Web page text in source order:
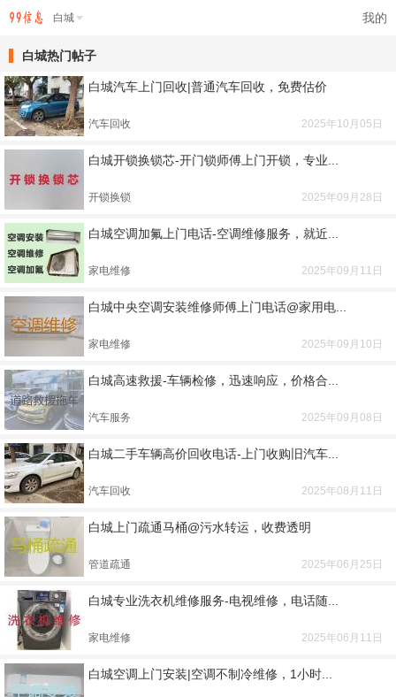
我的
白城
白城热门帖子
白城汽车上门回收|普通汽车回收，免费估价
汽车回收 2025年10月05日
白城开锁换锁芯-开门锁师傅上门开锁，专业...
开锁换锁 2025年09月28日
白城空调加氟上门电话-空调维修服务，就近...
家电维修 2025年09月11日
白城中央空调安装维修师傅上门电话@家用电...
家电维修 2025年09月10日
白城高速救援-车辆检修，迅速响应，价格合...
汽车服务 2025年09月08日
白城二手车辆高价回收电话-上门收购旧汽车...
汽车回收 2025年08月11日
白城上门疏通马桶@污水转运，收费透明
管道疏通 2025年06月25日
白城专业洗衣机维修服务-电视维修，电话随...
家电维修 2025年06月11日
白城空调上门安装|空调不制冷维修，1小时...